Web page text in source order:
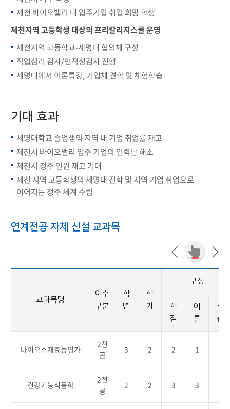
제천 바이오밸리 내 입주기업 취업 희망 학생
제천지역 고등학생 대상의 프리칼리지스쿨 운영
제천지역 고등학교-세명대 협의체 구성
직업심리 검사/인적성검사 진행
세명대에서 이론특강, 기업체 견학 및 체험학습
기대 효과
세명대학교 졸업생의 지역 내 기업 취업률 재고
제천시 바이오밸리 입주 기업의 인력난 해소
제천시 정주 인원 재고 기대
제천 지역 고등학생의 세명대 진학 및 지역 기업 취업으로
이어지는 정주 체계 수립
연계전공 자체 신설 교과목
교과목명
이수
구분
학
년
학
기
구성
학
점
이
론
실
습
바이오소재효능평가
2전
공
3 2 2 1 2
건강기능식품학
2전
공
2 2 3 3 0